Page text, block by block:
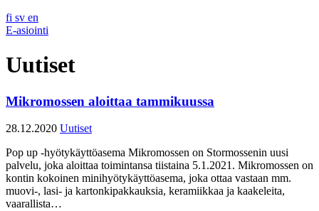
fi sv en
E-asiointi
Uutiset
Mikromossen aloittaa tammikuussa
28.12.2020 Uutiset
Pop up -hyötykäyttöasema Mikromossen on Stormossenin uusi
palvelu, joka aloittaa toimintansa tiistaina 5.1.2021. Mikromossen on
kontin kokoinen minihyötykäyttöasema, joka ottaa vastaan mm.
muovi-, lasi- ja kartonkipakkauksia, keramiikkaa ja kaakeleita,
vaarallista…